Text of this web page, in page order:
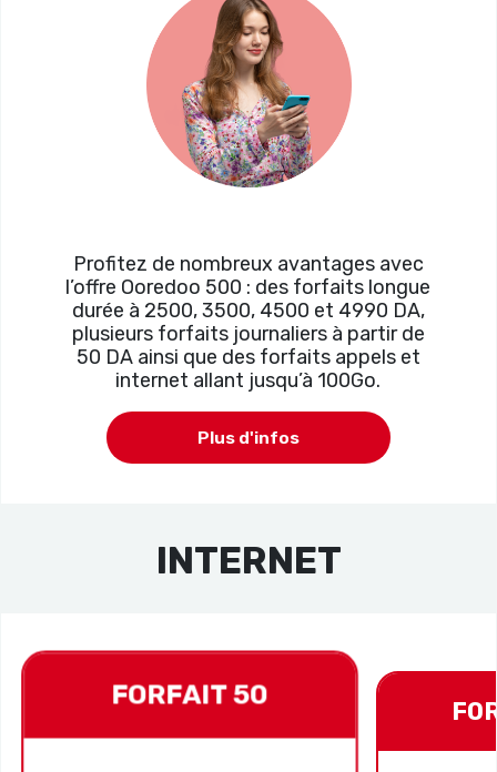
Profitez de nombreux avantages avec
l’offre Ooredoo 500 : des forfaits longue
durée à 2500, 3500, 4500 et 4990 DA,
plusieurs forfaits journaliers à partir de
50 DA ainsi que des forfaits appels et
internet allant jusqu’à 100Go.
Plus d'infos
INTERNET
FORFAIT 50